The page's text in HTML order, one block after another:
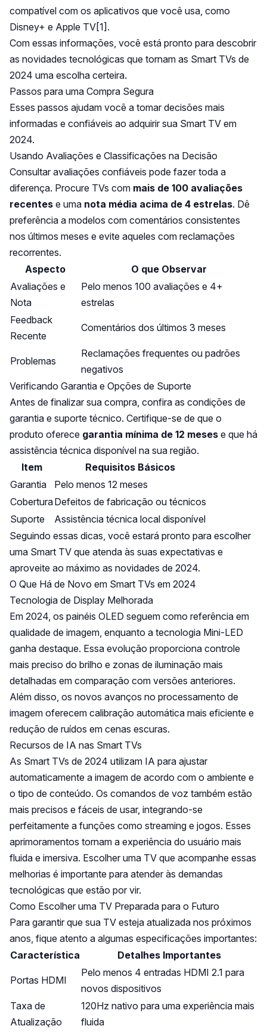
compatível com os aplicativos que você usa, como
Disney+ e Apple TV[1] .
Com essas informações, você está pronto para descobrir
as novidades tecnológicas que tornam as Smart TVs de
2024 uma escolha certeira.
Passos para uma Compra Segura
Esses passos ajudam você a tomar decisões mais
informadas e confiáveis ao adquirir sua Smart TV em
2024.
Usando Avaliações e Classificações na Decisão
Consultar avaliações confiáveis pode fazer toda a
diferença. Procure TVs com mais de 100 avaliações
recentes e uma nota média acima de 4 estrelas. Dê
preferência a modelos com comentários consistentes
nos últimos meses e evite aqueles com reclamações
recorrentes.
Aspecto
O que Observar
Avaliações e
Nota
Pelo menos 100 avaliações e 4+
estrelas
Feedback
Recente
Comentários dos últimos 3 meses
Problemas
Reclamações frequentes ou padrões
negativos
Verificando Garantia e Opções de Suporte
Antes de finalizar sua compra, confira as condições de
garantia e suporte técnico. Certifique-se de que o
produto oferece garantia mínima de 12 meses e que há
assistência técnica disponível na sua região.
Item
Requisitos Básicos
Garantia
Pelo menos 12 meses
CoberturaDefeitos de fabricação ou técnicos
Suporte
Assistência técnica local disponível
Seguindo essas dicas, você estará pronto para escolher
uma Smart TV que atenda às suas expectativas e
aproveite ao máximo as novidades de 2024.
O Que Há de Novo em Smart TVs em 2024
Tecnologia de Display Melhorada
Em 2024, os painéis OLED seguem como referência em
qualidade de imagem, enquanto a tecnologia Mini-LED
ganha destaque. Essa evolução proporciona controle
mais preciso do brilho e zonas de iluminação mais
detalhadas em comparação com versões anteriores.
Além disso, os novos avanços no processamento de
imagem oferecem calibração automática mais eficiente e
redução de ruídos em cenas escuras.
Recursos de IA nas Smart TVs
As Smart TVs de 2024 utilizam IA para ajustar
automaticamente a imagem de acordo com o ambiente e
o tipo de conteúdo. Os comandos de voz também estão
mais precisos e fáceis de usar, integrando-se
perfeitamente a funções como streaming e jogos. Esses
aprimoramentos tornam a experiência do usuário mais
fluida e imersiva. Escolher uma TV que acompanhe essas
melhorias é importante para atender às demandas
tecnológicas que estão por vir.
Como Escolher uma TV Preparada para o Futuro
Para garantir que sua TV esteja atualizada nos próximos
anos, fique atento a algumas especificações importantes:
Característica
Detalhes Importantes
Portas HDMI
Pelo menos 4 entradas HDMI 2.1 para
novos dispositivos
Taxa de
Atualização
120Hz nativo para uma experiência mais
fluida